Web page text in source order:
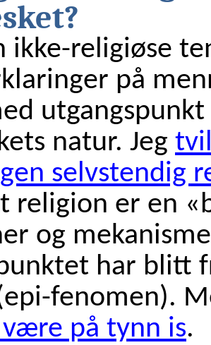
ikke-religiøse
på
natur. Jeg
selvstendig
religion er en
og
har blitt
fenomen).
være på tynn is.